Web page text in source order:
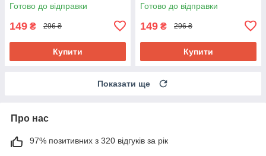
Готово до відправки
149 ₴ 296 ₴
Купити
Готово до відправки
149 ₴ 296 ₴
Купити
Показати ще
Про нас
97% позитивних з 320 відгуків за рік